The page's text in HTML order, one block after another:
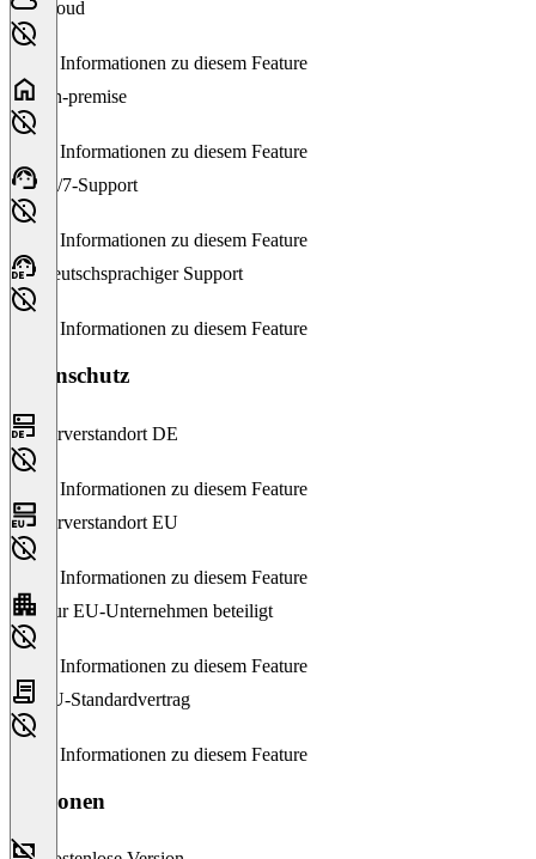
Cloud
Keine Informationen zu diesem Feature
On-premise
Keine Informationen zu diesem Feature
24/7-Support
Keine Informationen zu diesem Feature
Deutschsprachiger Support
Keine Informationen zu diesem Feature
Datenschutz
Serverstandort DE
Keine Informationen zu diesem Feature
Serverstandort EU
Keine Informationen zu diesem Feature
Nur EU-Unternehmen beteiligt
Keine Informationen zu diesem Feature
EU-Standardvertrag
Keine Informationen zu diesem Feature
Versionen